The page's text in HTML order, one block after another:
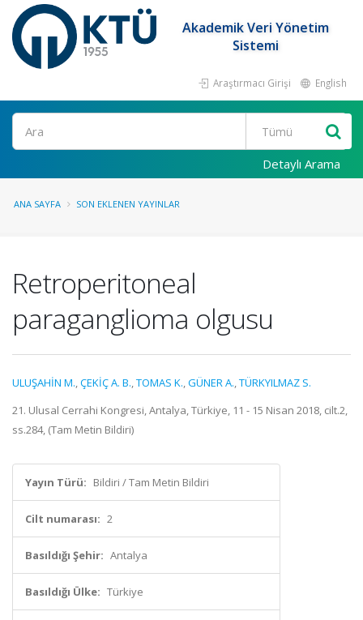
Akademik Veri Yönetim
Sistemi
Araştırmacı Girişi English
Ara
Detaylı Arama
ANA SAYFA SON EKLENEN YAYINLAR
Retroperitoneal
paraganglioma olgusu
ULUŞAHİN M.,ÇEKİÇ A. B.,TOMAS K.,GÜNER A.,TÜRKYILMAZ S.
21. Ulusal Cerrahi Kongresi, Antalya, Türkiye, 11 - 15 Nisan 2018, cilt.2,
ss.284, (Tam Metin Bildiri)
Yayın Türü: Bildiri / Tam Metin Bildiri
Cilt numarası: 2
Basıldığı Şehir: Antalya
Basıldığı Ülke: Türkiye